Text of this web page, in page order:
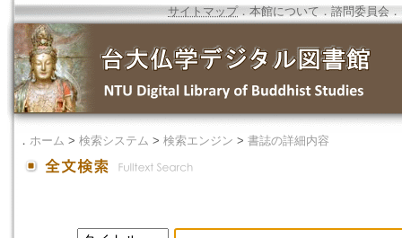
サイトマップ．本館について ． 諮問委員会 ．
． ホーム > 検索システム > 検索エンジン > 書誌の詳細内容